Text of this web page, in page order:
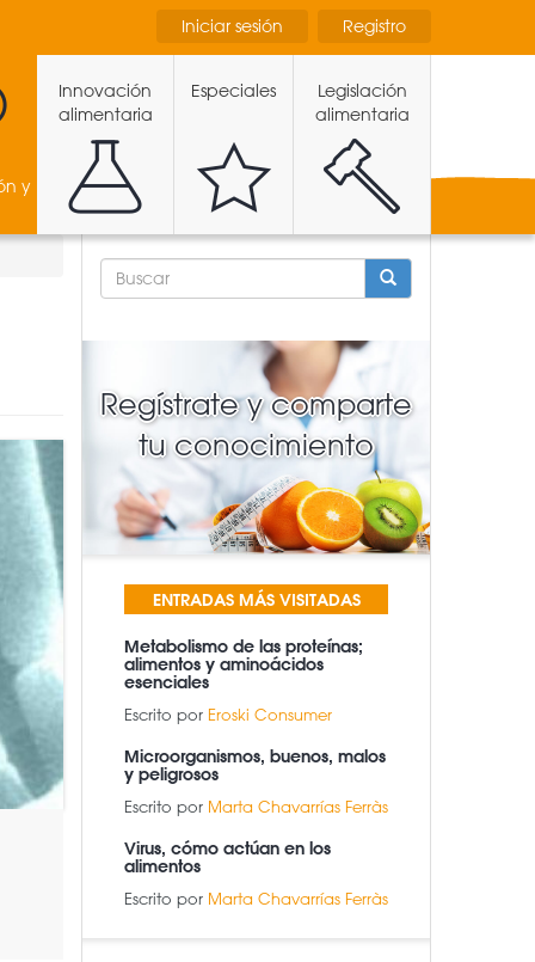
Iniciar sesión Registro
y
Innovación
alimentaria
Especiales
Legislación
alimentaria
FORMULARIO
DE
Regístrate y comparte
tu conocimiento
ENTRADAS MÁS VISITADAS
Metabolismo de las proteínas;
alimentos y aminoácidos
esenciales
Escrito por Eroski Consumer
Microorganismos, buenos, malos
y peligrosos
Escrito por Marta Chavarrías Ferràs
Virus, cómo actúan en los
alimentos
Escrito por Marta Chavarrías Ferràs